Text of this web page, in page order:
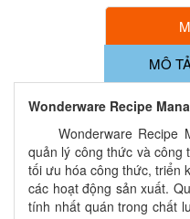
MÔ
Wonderware Recipe
Wonderware Recipe
quản lý công thức và công
tối ưu hóa công thức, triển
các hoạt động sản xuất.
tính nhất quán trong chất